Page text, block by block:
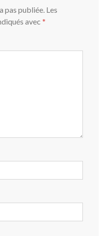
pas publiée. Les
avec *